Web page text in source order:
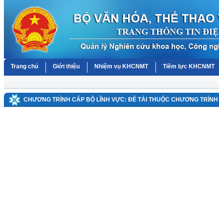
Trang chủ Giới thiệu Nhiệm vụ KHCNMT Tiềm lực KHCNMT
CHƯƠNG TRÌNH CẤP BỘ LĨNH VỰC: ĐỀ TÀI THUỘC CHƯƠNG